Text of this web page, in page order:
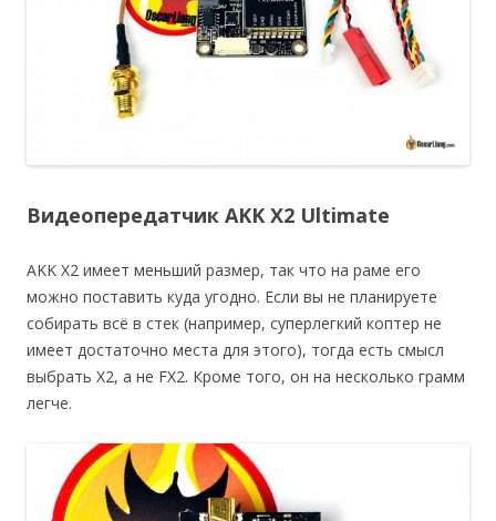
Видеопередатчик AKK X2 Ultimate
AKK X2 имеет меньший размер, так что на раме его
можно поставить куда угодно. Если вы не планируете
собирать всё в стек (например, суперлегкий коптер не
имеет достаточно места для этого), тогда есть смысл
выбрать X2, а не FX2. Кроме того, он на несколько грамм
легче.